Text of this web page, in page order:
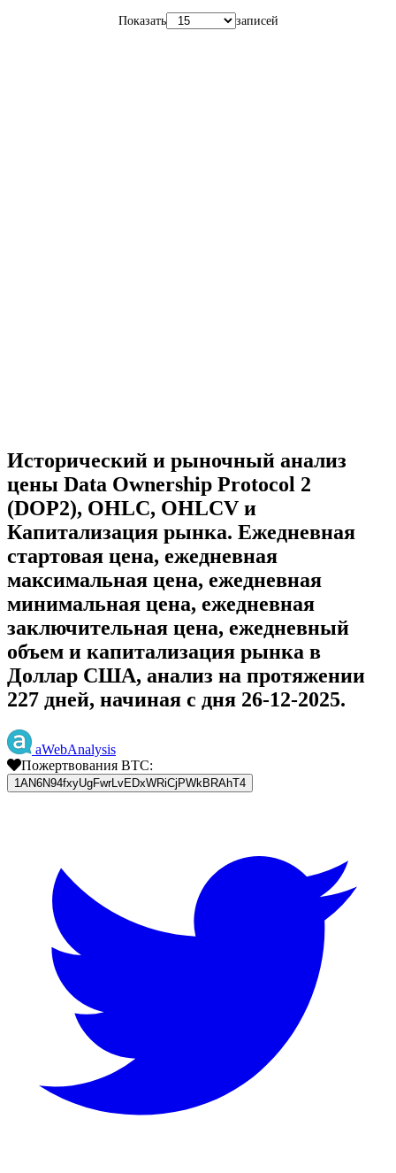
Показать записей
Исторический и рыночный анализ
цены Data Ownership Protocol 2
(DOP2), OHLC, OHLCV и
Капитализация рынка. Ежедневная
стартовая цена, ежедневная
максимальная цена, ежедневная
минимальная цена, ежедневная
заключительная цена, ежедневный
объем и капитализация рынка в
Доллар США, анализ на протяжении
227 дней, начиная с дня 26-12-2025.
aWebAnalysis
Пожертвования BTC:
1AN6N94fxyUgFwrLvEDxWRiCjPWkBRAhT4